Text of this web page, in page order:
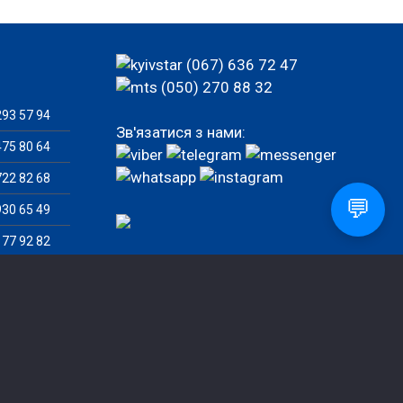
57 94
80 64
82 68
65 49
92 82
(067) 636 72 47
(050) 270 88 32
Зв'язатися з нами:
💬